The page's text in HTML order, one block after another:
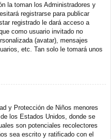
la toman los Administradores y
registrarse para publicar
registrado le dará acceso a
como usuario invitado no
(avatar), mensajes
etc. Tan solo le tomará unos
y Protección de Niños menores
los Estados Unidos, donde se
son potenciales recolectores
sea escrito y ratificado con el